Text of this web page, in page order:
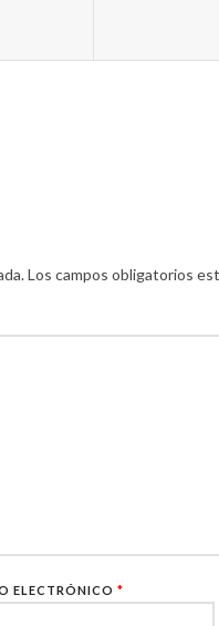
Los campos obligatorios
ELECTRÓNICO *